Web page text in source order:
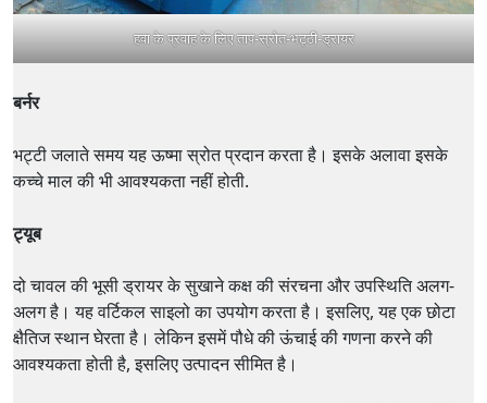
हवा के प्रवाह के लिए ताप-स्रोत-भट्ठी-ड्रायर
बर्नर
भट्टी जलाते समय यह ऊष्मा स्रोत प्रदान करता है। इसके अलावा इसके
कच्चे माल की भी आवश्यकता नहीं होती.
ट्यूब
दो चावल की भूसी ड्रायर के सुखाने कक्ष की संरचना और उपस्थिति अलग-
अलग है। यह वर्टिकल साइलो का उपयोग करता है। इसलिए, यह एक छोटा
क्षैतिज स्थान घेरता है। लेकिन इसमें पौधे की ऊंचाई की गणना करने की
आवश्यकता होती है, इसलिए उत्पादन सीमित है।